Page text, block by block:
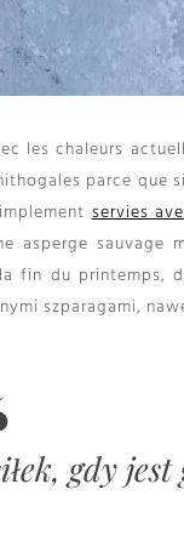
les chaleurs
parce que
servies
asperge sauvage
fin du printemps,
szparagami,
gdy jest